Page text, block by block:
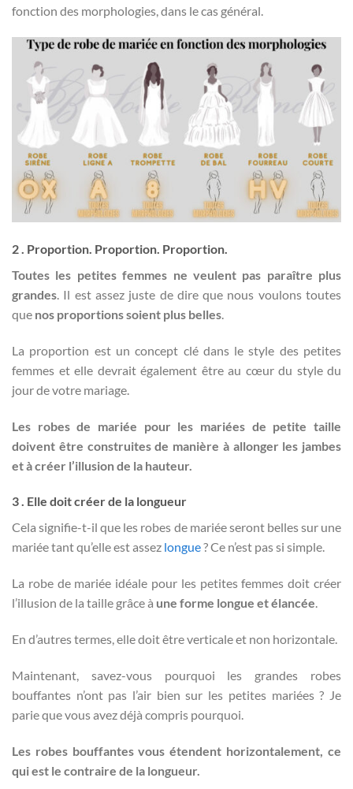
fonction des morphologies, dans le cas général.
2 . Proportion. Proportion. Proportion.
Toutes les petites femmes ne veulent pas paraître plus
grandes. Il est assez juste de dire que nous voulons toutes
que nos proportions soient plus belles.
La proportion est un concept clé dans le style des petites
femmes et elle devrait également être au cœur du style du
jour de votre mariage.
Les robes de mariée pour les mariées de petite taille
doivent être construites de manière à allonger les jambes
et à créer l’illusion de la hauteur.
3 . Elle doit créer de la longueur
Cela signifie-t-il que les robes de mariée seront belles sur une
mariée tant qu’elle est assez longue? Ce n’est pas si simple.
La robe de mariée idéale pour les petites femmes doit créer
l’illusion de la taille grâce à une forme longue et élancée.
En d’autres termes, elle doit être verticale et non horizontale.
Maintenant, savez-vous pourquoi les grandes robes
bouffantes n’ont pas l’air bien sur les petites mariées ? Je
parie que vous avez déjà compris pourquoi.
Les robes bouffantes vous étendent horizontalement, ce
qui est le contraire de la longueur.